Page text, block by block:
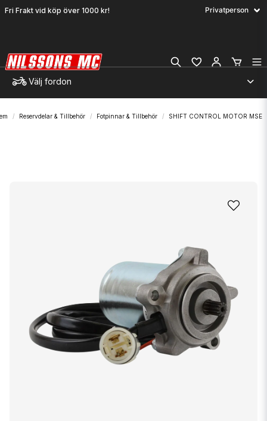
Fri Frakt vid köp över 1000 kr!
Välj fordon
Reservdelar & Tillbehör Fotpinnar & Tillbehör SHIFT CONTROL MOTOR MSE